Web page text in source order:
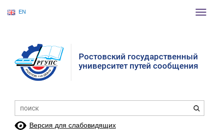
EN
Ростовский государственный
университет путей сообщения
Версия для слабовидящих